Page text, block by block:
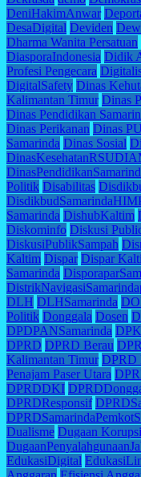
DeniHakimAnwar
DesaDigital Deviden
Dharma Wanita Persatuan
DiasporaIndonesia Didik
Profesi Pengecara
DigitalSafety Dinas
Kalimantan Timur Dinas
Dinas Pendidikan
Dinas Perikanan Dinas
Samarinda Dinas Sosial
Politik Disabilitas
Samarinda DishubKaltim
Diskominfo Diskusi
DiskusiPublikSampah
Kaltim Dispar Dispar
Samarinda
DLH DLHSamarinda
Politik Donggala Dosen
DPDPANSamarinda
DPRD DPRD Berau
Kalimantan Timur
Penajam Paser Utara
DPRDDKI
DPRDResponsif
Dualisme Dugaan Korupsi
EdukasiDigital